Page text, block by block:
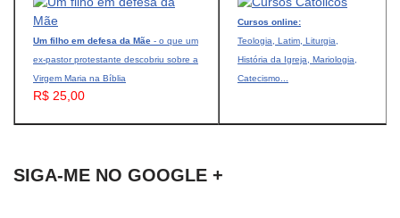
Um filho em defesa da Mãe - o que um
ex-pastor protestante descobriu sobre a
Virgem Maria na Bíblia
R$ 25,00
Cursos online:
Teologia, Latim, Liturgia,
História da Igreja, Mariologia,
Catecismo...
SIGA-ME NO GOOGLE +